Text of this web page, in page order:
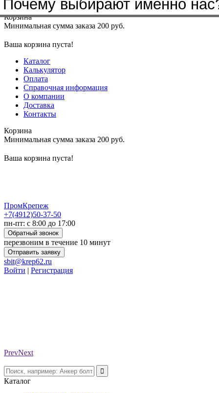
Меню+7(4912)50-37-50sbit@krep62.ru
Корзина
Минимальная сумма заказа 200 руб.
Ваша корзина пуста!
Каталог
Калькулятор
Оплата
Справочная информация
О компании
Доставка
Контакты
Корзина
Минимальная сумма заказа 200 руб.
Ваша корзина пуста!
ПромКрепеж
+7(4912)50-37-50
пн-пт: с 8:00 до 17:00
Обратный звонок
перезвоним в течение 10 минут
Отправить заявку
sbit@krep62.ru
Войти | Регистрация
PrevNext
Каталог
Почему выбирают именно